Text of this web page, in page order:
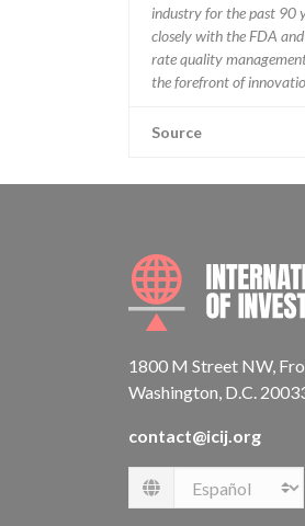
industry for the past 90
closely with the FDA
rate quality
the forefront of
Source
1800 M Street NW,
Washington, D.C.
contact@icij.org
Language